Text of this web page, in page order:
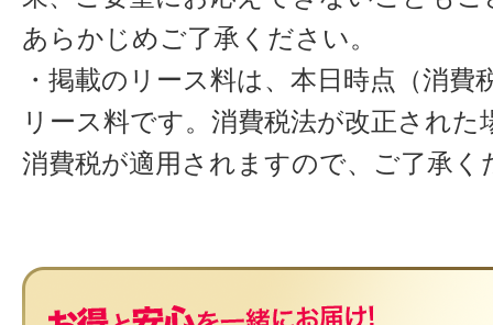
あらかじめご了承ください。
・掲載のリース料は、本日時点（消費
リース料です。消費税法が改正された
消費税が適用されますので、ご了承く